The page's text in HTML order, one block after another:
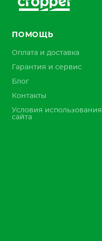
ПОМОЩЬ
Оплата и доставка
Гарантия и сервис
Блог
Контакты
Условия использования
сайта